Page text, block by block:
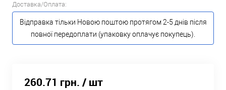
Доставка/Оплата:
Відправка тільки Новою поштою протягом 2-5 днів після
повної передоплати (упаковку оплачує покупець).
260.71 грн. / шт